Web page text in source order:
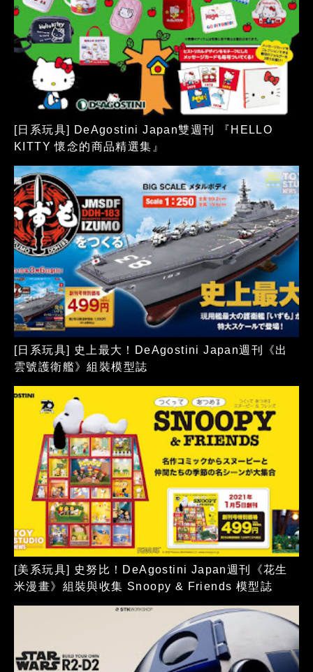
[日系玩具] DeAgostini Japan雙週刊 『HELLO
KITTY 懷念的商品精選集』
[日系玩具] 史上最大！DeAgostini Japan週刊《出
雲號護衛艦》組裝模型誌
[美系玩具] 史努比！DeAgostini Japan週刊《花生
米漫畫》組裝與收集 Snoopy & Friends 模型誌